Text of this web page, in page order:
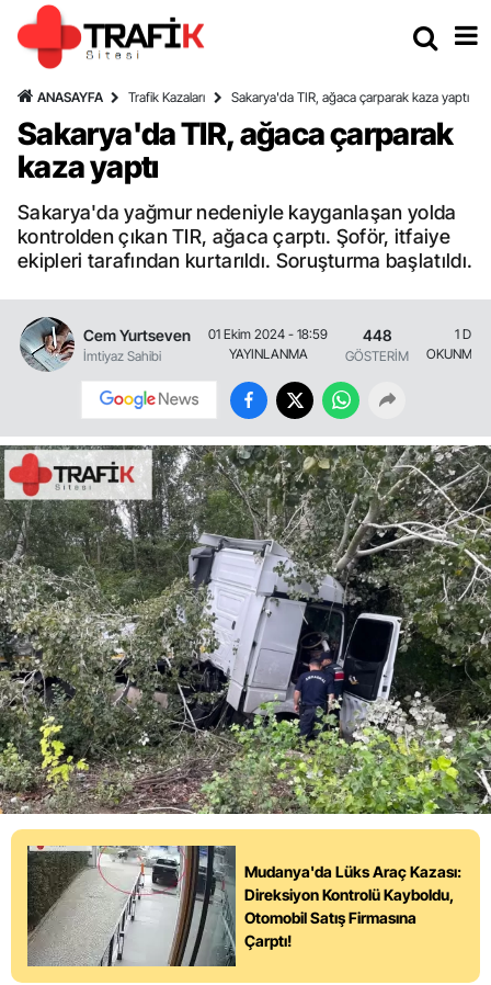
ANASAYFA Trafik Kazaları Sakarya'da TIR, ağaca çarparak kaza yaptı
Sakarya'da TIR, ağaca çarparak
kaza yaptı
Sakarya'da yağmur nedeniyle kayganlaşan yolda
kontrolden çıkan TIR, ağaca çarptı. Şoför, itfaiye
ekipleri tarafından kurtarıldı. Soruşturma başlatıldı.
Cem Yurtseven
İmtiyaz Sahibi
01 Ekim 2024 - 18:59
YAYINLANMA
448
GÖSTERİM
1
OKUNMA
Mudanya'da Lüks Araç Kazası:
Direksiyon Kontrolü Kayboldu,
Otomobil Satış Firmasına
Çarptı!